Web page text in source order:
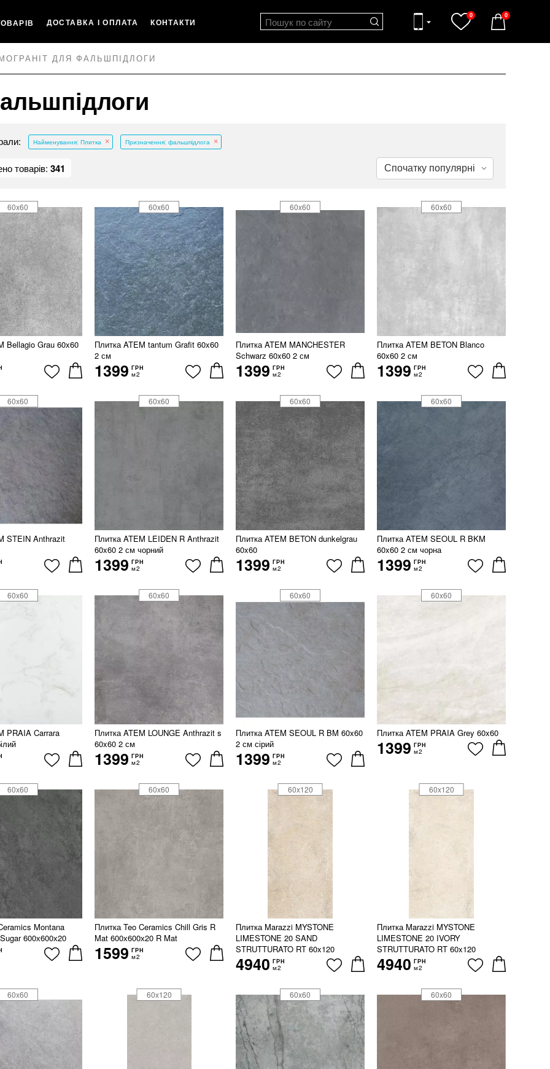
ДОСТАВКА І ОПЛАТА КОНТАКТИ
0 0
ДЛЯ ФАЛЬШПІДЛОГИ
Найменування: Плитка Призначення: фальшпідлога
товарів: 341
Bellagio Grau 60x60
60x60
Плитка ATEM tantum Grafit 60x60
2 см
1399 ГРН
м2
60x60
Плитка ATEM MANCHESTER
Schwarz 60x60 2 см
1399 ГРН
м2
60x60
Плитка ATEM BETON Blanco
60x60 2 см
1399 ГРН
м2
60x60
STEIN Anthrazit
60x60
Плитка ATEM LEIDEN R Anthrazit
60x60 2 см чорний
1399 ГРН
м2
60x60
Плитка ATEM BETON dunkelgrau
60x60
1399 ГРН
м2
60x60
Плитка ATEM SEOUL R BKM
60x60 2 см чорна
1399 ГРН
м2
60x60
PRAIA Carrara
60x60
Плитка ATEM LOUNGE Anthrazit s
60x60 2 см
1399 ГРН
м2
60x60
Плитка ATEM SEOUL R BM 60x60
2 см сірий
1399 ГРН
м2
60x60
Плитка ATEM PRAIA Grey 60x60
1399 ГРН
м2
60x60
Montana
600х600х20
60x60
Плитка Teo Ceramics Chill Gris R
Mat 600х600х20 R Mat
1599 ГРН
м2
60x60
Плитка Marazzi MYSTONE
LIMESTONE 20 SAND
STRUTTURATO RT 60x120
4940 ГРН
м2
60x120
Плитка Marazzi MYSTONE
LIMESTONE 20 IVORY
STRUTTURATO RT 60x120
4940 ГРН
м2
60x120
60x60 60x120 60x60 60x60